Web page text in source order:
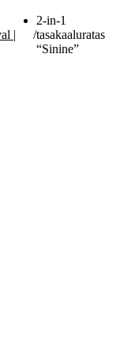
|
/
2-in-1
tasakaaluratas
“Sinine”